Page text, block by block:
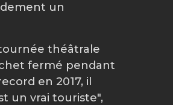
un
théâtrale
fermé pendant
en 2017, il
un vrai touriste",